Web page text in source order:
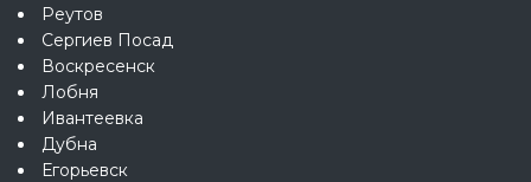
Реутов
Сергиев Посад
Воскресенск
Лобня
Ивантеевка
Дубна
Егорьевск